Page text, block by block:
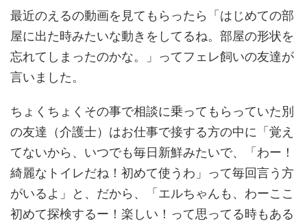
最近のえるの動画を見てもらったら「はじめての部
屋に出た時みたいな動きをしてるね。部屋の形状を
忘れてしまったのかな。」ってフェレ飼いの友達が
言いました。
ちょくちょくその事で相談に乗ってもらっていた別
の友達（介護士）はお仕事で接する方の中に「覚え
てないから、いつでも毎日新鮮みたいで、「わー！
綺麗なトイレだね！初めて使うわ」って毎回言う方
がいるよ」と、だから、「エルちゃんも、わーここ
初めて探検するー！楽しい！って思ってる時もある